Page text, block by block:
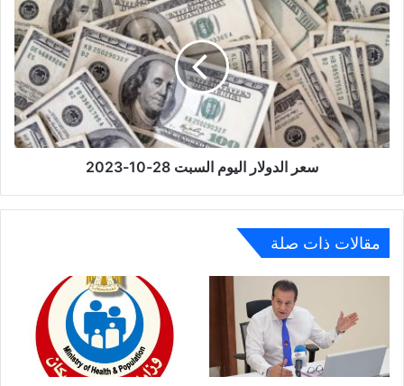
أكتوبر
الجديدة
الدولار
اليوم
السبت
28-
10-
2023
سعر الدولار اليوم السبت 28-10-2023
مقالات ذات صلة